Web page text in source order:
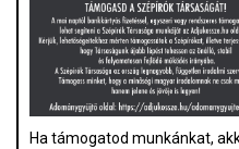
Ha támogatod munkánkat,